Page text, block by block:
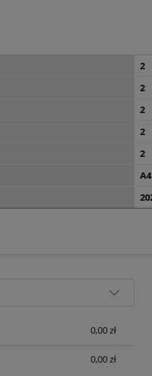
2
2
2
2
2
A4
0,00 zł
0,00 zł